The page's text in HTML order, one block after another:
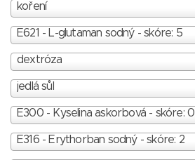
koření
E621 - L-glutaman sodný - skóre: 5
dextróza
jedlá sůl
E300 - Kyselina askorbová - skóre: 0
E316 - Erythorban sodný - skóre: 2